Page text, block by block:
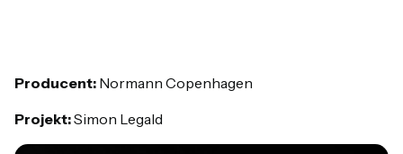
Producent: Normann Copenhagen
Projekt:Simon Legald